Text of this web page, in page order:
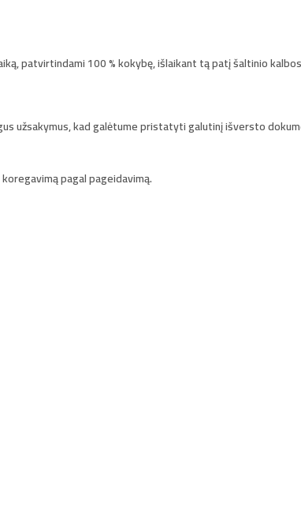
patvirtindami 100 % kokybę, išlaikant tą patį šaltinio
užsakymus, kad galėtume pristatyti galutinį išversto
pagal pageidavimą.